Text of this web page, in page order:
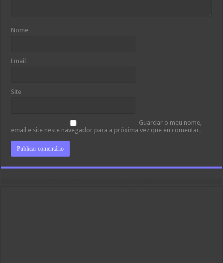
Nome
Email
Site
Guardar o meu nome,
email e site neste navegador para a próxima vez que eu comentar.